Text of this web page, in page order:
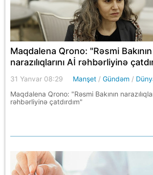
Maqdalena Qrono: "Rəsmi Bakının
narazılıqlarını Aİ rəhbərliyinə
31 Yanvar 08:29 Manşet /Gündəm /
Maqdalena Qrono: "Rəsmi Bakının
rəhbərliyinə çatdırdım"